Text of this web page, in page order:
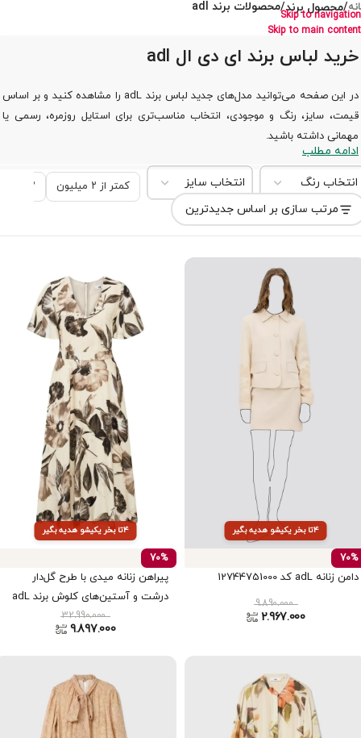
Skip to navigation
Skip to main content
/محصول برند/محصولات برند adl
خرید لباس برند ای دی ال adl
در این صفحه می‌توانید مدل‌های جدید لباس برند adL را مشاهده کنید و بر اساس
قیمت، سایز، رنگ و موجودی، انتخاب مناسب‌تری برای استایل روزمره، رسمی یا
مهمانی داشته باشید.
ادامه مطلب
انتخاب رنگ انتخاب سایز کمتر از ۲ میلیون ۲ تا ۵ میلیون تومان
مرتب سازی بر اساس جدیدترین
۴تا بخر یکیشو هدیه بگیر
70%
دامن زنانه adL کد 12744751000
9.890.000
2.967.000
۴تا بخر یکیشو هدیه بگیر
70%
پیراهن زنانه میدی با طرح گل‌دار
درشت و آستین‌های کلوش برند adL
32.990.000
9.897.000